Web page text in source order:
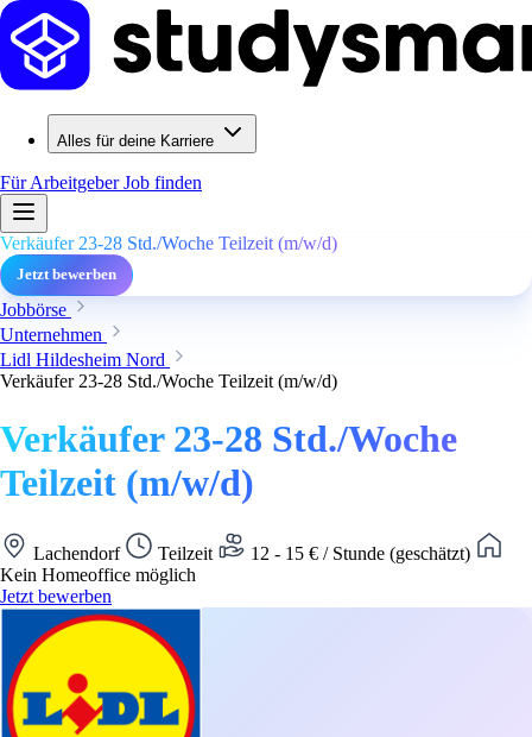
Alles für deine Karriere
Für ArbeitgeberJob finden
Verkäufer 23-28 Std./Woche Teilzeit (m/w/d)
Jetzt bewerben
Jobbörse
Unternehmen
Lidl Hildesheim Nord
Verkäufer 23-28 Std./Woche Teilzeit (m/w/d)
Verkäufer 23-28 Std./Woche
Teilzeit (m/w/d)
Lachendorf Teilzeit
12 - 15 € / Stunde (geschätzt)
Kein Homeoffice möglich
Jetzt bewerben